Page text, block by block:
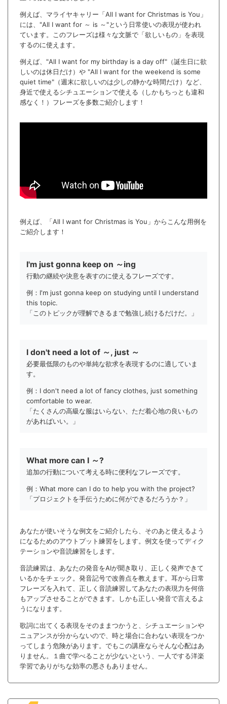
例えば、マライヤキャリー「All I want for Christmas is You」
には、"All I want for ～ is ～"という日常使いの表現が使われ
ています。このフレーズは様々な文脈で「欲しいもの」を表現
するのに使えます。
例えば、"All I want for my birthday is a day off"（誕生日に欲
しいのは休日だけ）や "All I want for the weekend is some
quiet time"（週末に欲しいのは少しの静かな時間だけ）など、
身近で使えるシチュエーションで使える（しかもちっとも違和
感なく！）フレーズを多数ご紹介します！
例えば、「All I want for Christmas is You」からこんな用例を
ご紹介します！
I'm just gonna keep on ～ing
行動の継続や決意を表すのに使えるフレーズです。
例：I'm just gonna keep on studying until I understand
this topic.
「このトピックが理解できるまで勉強し続けるだけだ。」
I don't need a lot of ～, just ～
必要最低限のものや単純な欲求を表現するのに適していま
す。
例：I don't need a lot of fancy clothes, just something
comfortable to wear.
「たくさんの高級な服はいらない、ただ着心地の良いもの
があればいい。」
What more can I ～?
追加の行動について考える時に便利なフレーズです。
例：What more can I do to help you with the project?
「プロジェクトを手伝うために何ができるだろうか？」
あなたが使いそうな例文をご紹介したら、そのあと使えるよう
になるためのアウトプット練習をします。例文を使ってディク
テーションや音読練習をします。
音読練習は、あなたの発音をAIが聞き取り、正しく発声できて
いるかをチェック。発音記号で改善点を教えます。耳から日常
フレーズを入れて、正しく音読練習してあなたの表現力を何倍
もアップさせることができます。しかも正しい発音で言えるよ
うになります。
歌詞に出てくる表現をそのままつかうと、シチュエーションや
ニュアンスが分からないので、時と場合に合わない表現をつか
ってしまう危険があります。でもこの講座ならそんな心配はあ
りません。１曲で学べることが少ないという、一人でする洋楽
学習でありがちな効率の悪さもありません。